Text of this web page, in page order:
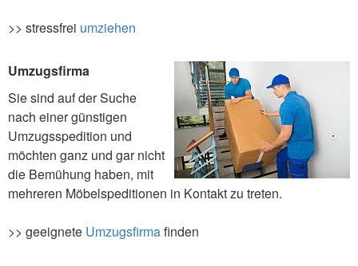
>> stressfrei umziehen
Umzugsfirma
Sie sind auf der Suche
nach einer günstigen
Umzugsspedition und
möchten ganz und gar nicht
die Bemühung haben, mit
mehreren Möbelspeditionen in Kontakt zu treten.
>> geeignete Umzugsfirmafinden